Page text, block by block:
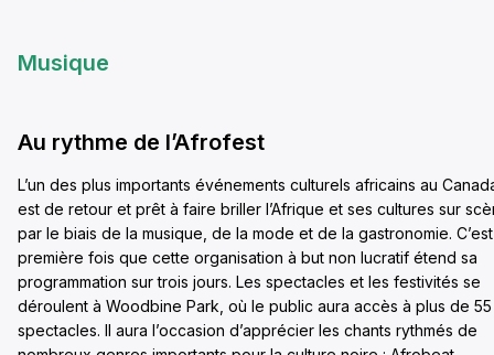
Musique
Au rythme de l’Afrofest
L’un des plus importants événements culturels africains au
est de retour et prêt à faire briller l’Afrique et ses cultures sur
par le biais de la musique, de la mode et de la gastronomie.
première fois que cette organisation à but non lucratif étend sa
programmation sur trois jours. Les spectacles et les festivités se
déroulent à Woodbine Park, où le public aura accès à plus de 55
spectacles. Il aura l’occasion d’apprécier les chants rythmés de